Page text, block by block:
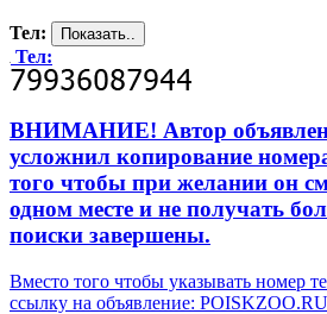
Тел:
Тел:
ВНИМАНИЕ! Автор
усложнил копирование
того чтобы при желании он
одном месте и не получать
поиски завершены.
Вместо того чтобы указывать номер
ссылку на объявление: